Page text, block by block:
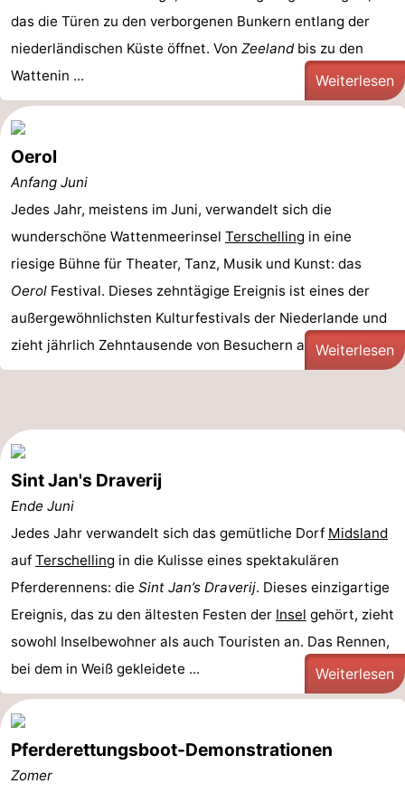
das die Türen zu den verborgenen Bunkern entlang der
niederländischen Küste öffnet. Von Zeelandbis zu den
Wattenin ...
Weiterlesen
Oerol
Anfang Juni
Jedes Jahr, meistens im Juni, verwandelt sich die
wunderschöne Wattenmeerinsel Terschelling in eine
riesige Bühne für Theater, Tanz, Musik und Kunst: das
Oerol Festival. Dieses zehntägige Ereignis ist eines der
außergewöhnlichsten Kulturfestivals der Niederlande und
zieht jährlich Zehntausende von Besuchern auf die ...Weiterlesen
Sint Jan's Draverij
Ende Juni
Jedes Jahr verwandelt sich das gemütliche Dorf Midsland
auf Terschelling in die Kulisse eines spektakulären
Pferderennens: die Sint Jan’s Draverij. Dieses einzigartige
Ereignis, das zu den ältesten Festen der Insel gehört, zieht
sowohl Inselbewohner als auch Touristen an. Das Rennen,
bei dem in Weiß gekleidete ...
Weiterlesen
Pferderettungsboot-Demonstrationen
Zomer